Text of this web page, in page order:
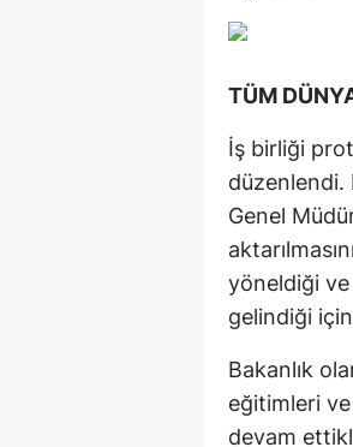
TÜM
İş birliği
düzenlendi.
Genel
yöneldiği ve
gelindiği
Bakanlık
eğitimleri
devam